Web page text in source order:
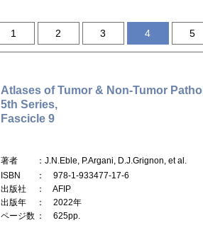
1 2 3 4 5
Atlases of Tumor & Non-Tumor
5th Series,
Fascicle 9
著者
：J.N.Eble, P.Argani, D.J.Grignon, et al.
ISBN
： 978-1-933477-17-6
出版社
： AFIP
出版年
： 2022年
ページ数 ： 625pp.